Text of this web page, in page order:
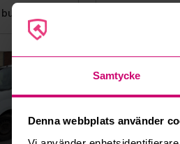
Samtycke
Denna webbplats använder
bud